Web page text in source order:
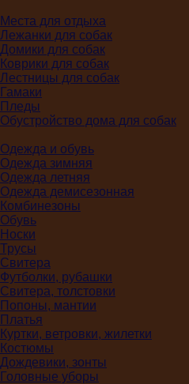
Места для отдыха
Лежанки для собак
Домики для собак
Коврики для собак
Лестницы для собак
Гамаки
Пледы
Обустройство дома для собак
Одежда и обувь
Одежда зимняя
Одежда летняя
Одежда демисезонная
Комбинезоны
Обувь
Носки
Трусы
Свитера
Футболки, рубашки
Свитера, толстовки
Попоны, мантии
Платья
Куртки, ветровки, жилетки
Костюмы
Дождевики, зонты
Головные уборы